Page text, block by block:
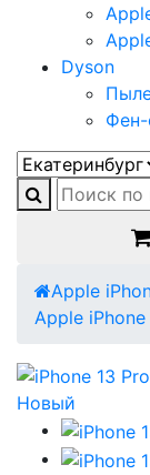
Dyson
Фен-
Apple
Apple
Новый